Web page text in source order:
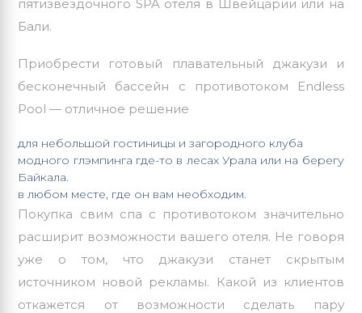
пятизвездочного SPA отеля в Швейцарии или на
Бали.
Приобрести готовый плавательный джакузи и
бесконечный бассейн с противотоком Endless
Pool — отличное решение
для небольшой гостиницы и загородного клуба
модного глэмпинга где-то в лесах Урала или на берегу
Байкала.
в любом месте, где он вам необходим.
Покупка свим спа с противотоком значительно
расширит возможности вашего отеля. Не говоря
уже о том, что джакузи станет скрытым
источником новой рекламы. Какой из клиентов
откажется от возможности сделать пару